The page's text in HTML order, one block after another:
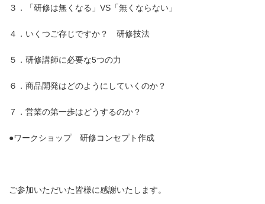
３．「研修は無くなる」VS「無くならない」
４．いくつご存じですか？ 研修技法
５．研修講師に必要な5つの力
６．商品開発はどのようにしていくのか？
７．営業の第一歩はどうするのか？
●ワークショップ 研修コンセプト作成
ご参加いただいた皆様に感謝いたします。